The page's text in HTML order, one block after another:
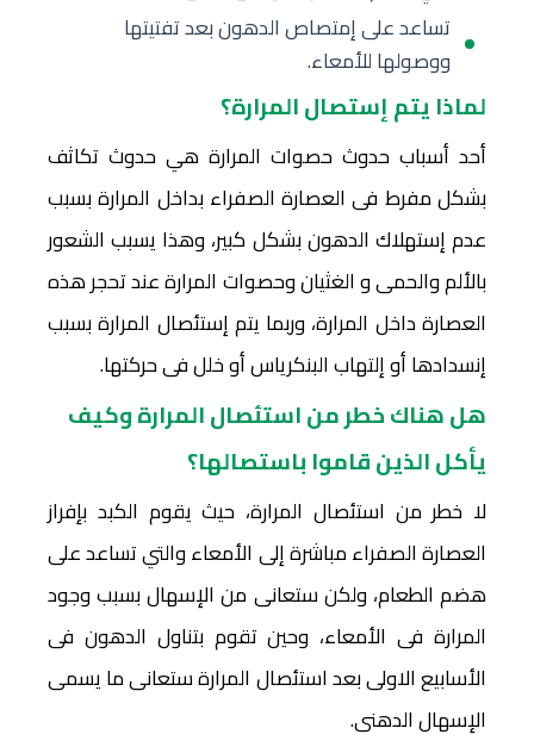
تساعد على إمتصاص الدهون بعد تفتيتها
ووصولها للأمعاء.
لماذا يتم إستصال المرارة؟
أحد أسباب حدوث حصوات المرارة هي حدوث تكاثف
بشكل مفرط فى العصارة الصفراء بداخل المرارة بسبب
عدم إستهلاك الدهون بشكل كبير، وهذا يسبب الشعور
بالألم والحمى و الغثيان وحصوات المرارة عند تحجر هذه
العصارة داخل المرارة، وربما يتم إستئصال المرارة بسبب
إنسدادها أو إلتهاب البنكرياس أو خلل فى حركتها.
هل هناك خطر من استئصال المرارة وكيف
يأكل الذين قاموا باستصالها؟
لا خطر من استئصال المرارة، حيث يقوم الكبد بإفراز
العصارة الصفراء مباشرة إلى الأمعاء والتي تساعد على
هضم الطعام، ولكن ستعانى من الإسهال بسبب وجود
المرارة فى الأمعاء، وحين تقوم بتناول الدهون فى
الأسابيع الاولى بعد استئصال المرارة ستعانى ما يسمى
الإسهال الدهنى.